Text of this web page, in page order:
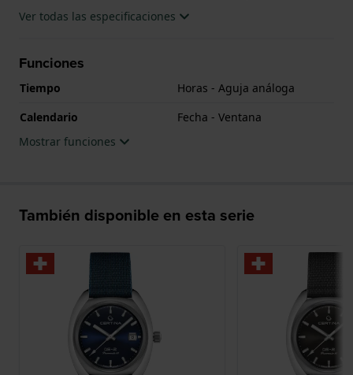
Ver todas las especificaciones
Funciones
Tiempo
Horas - Aguja análoga
Calendario
Fecha - Ventana
Mostrar funciones
También disponible en esta serie